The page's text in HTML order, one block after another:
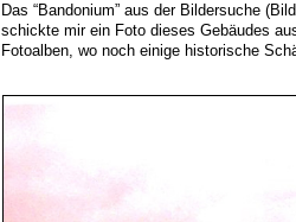
Das “Bandonium” aus der Bildersuche
schickte mir ein Foto dieses Gebäudes
Fotoalben, wo noch einige historische